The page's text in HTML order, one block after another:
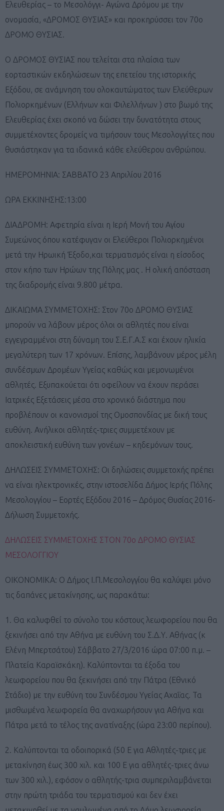
Ελευθερίας – το Μεσολόγγι- Αγώνα Δρόμου με την
ονομασία, «ΔΡΟΜΟΣ ΘΥΣΙΑΣ» και προκηρύσσει τον 70ο
ΔΡΟΜΟ ΘΥΣΙΑΣ.
Ο ΔΡΟΜΟΣ ΘΥΣΙΑΣ που τελείται στα πλαίσια των
εορταστικών εκδηλώσεων της επετείου της ιστορικής
Εξόδου, σε ανάμνηση του ολοκαυτώματος των Ελεύθερων
Πολιορκημένων (Ελλήνων και Φιλελλήνων ) στο βωμό της
Ελευθερίας έχει σκοπό να δώσει την δυνατότητα στους
συμμετέχοντες δρομείς να τιμήσουν τους Μεσολογγίτες που
θυσιάστηκαν για τα ιδανικά κάθε ελεύθερου ανθρώπου.
ΗΜΕΡΟΜΗΝΙΑ: ΣΑΒΒΑΤΟ 23 Απριλίου 2016
ΩΡΑ ΕΚΚΙΝΗΣΗΣ:13:00
ΔΙΑΔΡΟΜΗ: Αφετηρία είναι η Ιερή Μονή του Αγίου
Συμεώνος όπου κατέφυγαν οι Ελεύθεροι Πολιορκημένοι
μετά την Ηρωική Έξοδο,και τερματισμός είναι η είσοδος
στον κήπο των Ηρώων της Πόλης μας . Η ολική απόσταση
της διαδρομής είναι 9.800 μέτρα.
ΔΙΚΑΙΩΜΑ ΣΥΜΜΕΤΟΧΗΣ: Στον 70ο ΔΡΟΜΟ ΘΥΣΙΑΣ
μπορούν να λάβουν μέρος όλοι οι αθλητές που είναι
εγγεγραμμένοι στη δύναμη του Σ.Ε.Γ.Α.Σ και έχουν ηλικία
μεγαλύτερη των 17 χρόνων. Επίσης, λαμβάνουν μέρος μέλη
συνδέσμων Δρομέων Υγείας καθώς και μεμονωμένοι
αθλητές. Εξυπακούεται ότι οφείλουν να έχουν περάσει
Ιατρικές Εξετάσεις μέσα στο χρονικό διάστημα που
προβλέπουν οι κανονισμοί της Ομοσπονδίας με δική τους
ευθύνη. Ανήλικοι αθλητές-τριες συμμετέχουν με
αποκλειστική ευθύνη των γονέων – κηδεμόνων τους.
ΔΗΛΩΣΕΙΣ ΣΥΜΜΕΤΟΧΗΣ: Οι δηλώσεις συμμετοχής πρέπει
να είναι ηλεκτρονικές, στην ιστοσελίδα Δήμος Ιερής Πόλης
Μεσολογγίου – Εορτές Εξόδου 2016 – Δρόμος Θυσίας 2016-
Δήλωση Συμμετοχής.
ΔΗΛΩΣΕΙΣ ΣΥΜΜΕΤΟΧΗΣ ΣΤΟΝ 70ο ΔΡΟΜΟ ΘΥΣΙΑΣ
ΜΕΣΟΛΟΓΓΙΟΥ
ΟΙΚΟΝΟΜΙΚΑ: Ο Δήμος Ι.Π.Μεσολογγίου θα καλύψει μόνο
τις δαπάνες μετακίνησης, ως παρακάτω:
1. Θα καλυφθεί το σύνολο του κόστους λεωφορείου που θα
ξεκινήσει από την Αθήνα με ευθύνη του Σ.Δ.Υ. Αθήνας (κ
Ελένη Μπερτσάτου) Σάββατο 27/3/2016 ώρα 07:00 π.μ. –
Πλατεία Καραϊσκάκη). Kαλύπτονται τα έξοδα του
λεωφορείου που θα ξεκινήσει από την Πάτρα (Εθνικό
Στάδιο) με την ευθύνη του Συνδέσμου Υγείας Αχαΐας. Τα
μισθωμένα λεωφορεία θα αναχωρήσουν για Αθήνα και
Πάτρα μετά το τέλος της ανατίναξης (ώρα 23:00 περίπου).
2. Καλύπτονται τα οδοιπορικά (50 Ε για Αθλητές-τριες με
μετακίνηση έως 300 χιλ. και 100 Ε για αθλητές-τριες άνω
των 300 χιλ.), εφόσον ο αθλητής-τρια συμπεριλαμβάνεται
στην πρώτη τριάδα του τερματισμού και δεν έχει